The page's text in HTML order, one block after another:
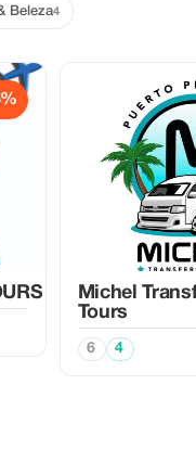
Beleza4
Michel
Tours
6 4